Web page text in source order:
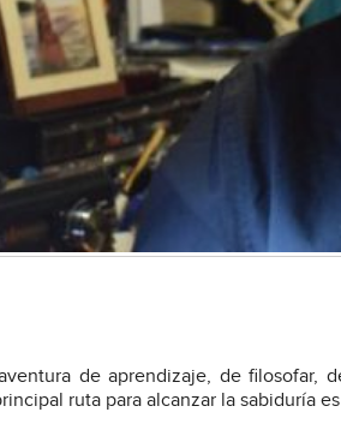
de aprendizaje, de filosofar,
ruta para alcanzar la sabiduría